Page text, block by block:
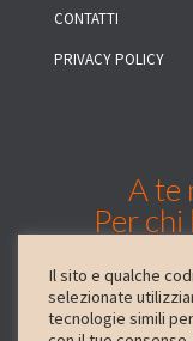
CONTATTI
PRIVACY POLICY
A te
Per
Basta una
e
Il sito e qualche
selezionate
tecnologie simili